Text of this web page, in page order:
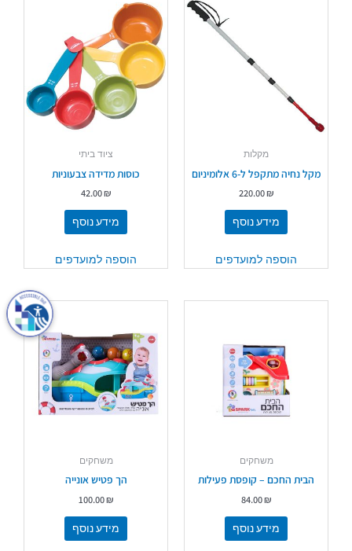
מקלות
מקל נחיה מתקפל ל-6 אלומיניום
220.00₪
מידע נוסף
הוספה למועדפים
ציוד ביתי
כוסות מדידה צבעוניות
42.00₪
מידע נוסף
הוספה למועדפים
משחקים
הבית החכם – קופסת פעילות
84.00₪
מידע נוסף
משחקים
הך פטיש אונייה
100.00₪
מידע נוסף